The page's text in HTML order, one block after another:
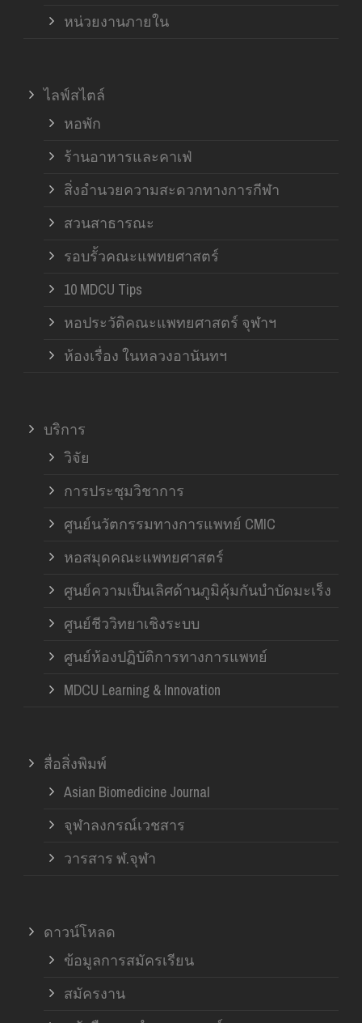
หน่วยงานภายใน
ไลฟ์สไตล์
หอพัก
ร้านอาหารและคาเฟ่
สิ่งอำนวยความสะดวกทางการกีฬา
สวนสาธารณะ
รอบรั้วคณะแพทยศาสตร์
10 MDCU Tips
หอประวัติคณะแพทยศาสตร์ จุฬาฯ
ห้องเรื่อง ในหลวงอานันทฯ
บริการ
วิจัย
การประชุมวิชาการ
ศูนย์นวัตกรรมทางการแพทย์ CMIC
หอสมุดคณะแพทยศาสตร์
ศูนย์ความเป็นเลิศด้านภูมิคุ้มกันบำบัดมะเร็ง
ศูนย์ชีววิทยาเชิงระบบ
ศูนย์ห้องปฏิบัติการทางการแพทย์
MDCU Learning & Innovation
สื่อสิ่งพิมพ์
Asian Biomedicine Journal
จุฬาลงกรณ์เวชสาร
วารสาร ฬ.จุฬา
ดาวน์โหลด
ข้อมูลการสมัครเรียน
สมัครงาน